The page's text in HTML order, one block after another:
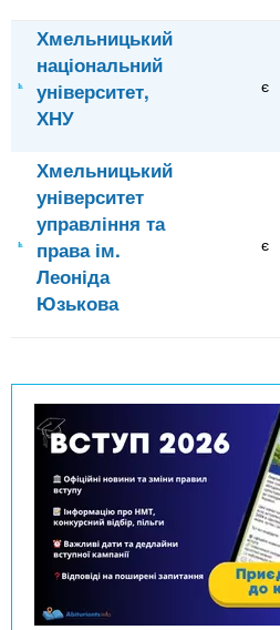
Хмельницький
національний
університет,
ХНУ
є
Хмельницький
університет
управління та
права ім.
Леоніда
Юзькова
є